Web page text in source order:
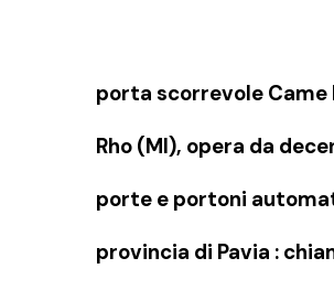
porta scorrevole Came
Rho (MI), opera da
porte e portoni
provincia di Pavia :